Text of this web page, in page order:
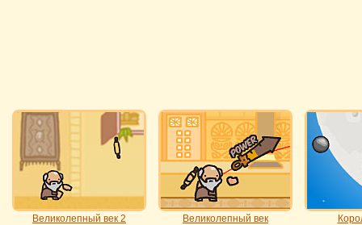
Великолепный век 2 Великолепный век